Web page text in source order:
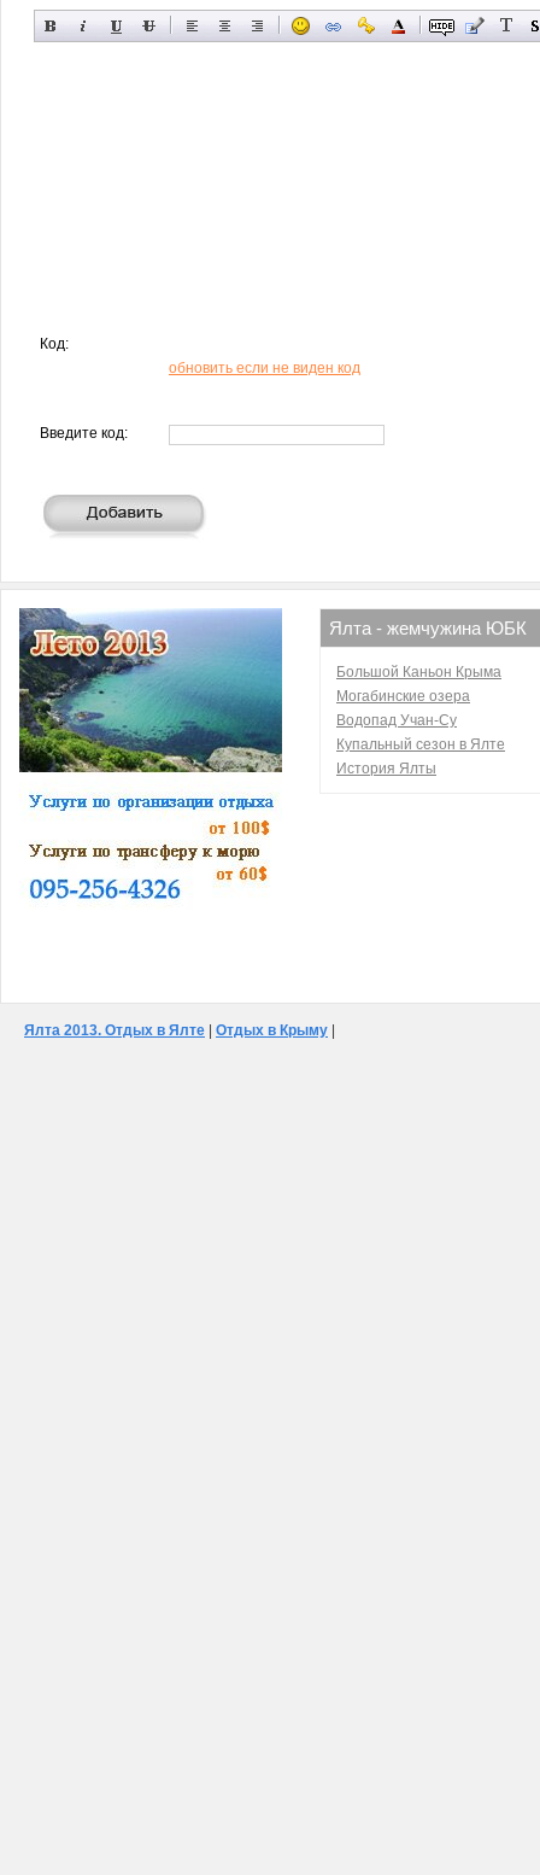
Код:
обновить если не виден код
Введите код:
Ялта - жемчужина ЮБК
Большой Каньон Крыма
Могабинские озера
Водопад Учан-Су
Купальный сезон в Ялте
История Ялты
Ялта 2013. Отдых в Ялте Отдых в Крыму